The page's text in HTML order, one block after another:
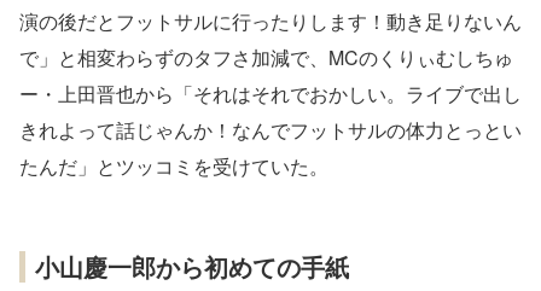
演の後だとフットサルに行ったりします！動き足りないん
で」と相変わらずのタフさ加減で、MCのくりぃむしちゅ
ー・上田晋也から「それはそれでおかしい。ライブで出し
きれよって話じゃんか！なんでフットサルの体力とっとい
たんだ」とツッコミを受けていた。
小山慶一郎から初めての手紙